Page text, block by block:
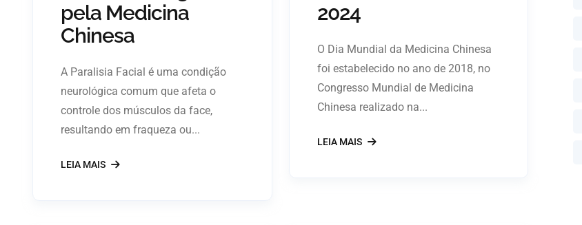
pela Medicina
Chinesa
A Paralisia Facial é uma condição
neurológica comum que afeta o
controle dos músculos da face,
resultando em fraqueza ou...
LEIA MAIS
2024
O Dia Mundial da Medicina Chinesa
foi estabelecido no ano de 2018, no
Congresso Mundial de Medicina
Chinesa realizado na...
LEIA MAIS